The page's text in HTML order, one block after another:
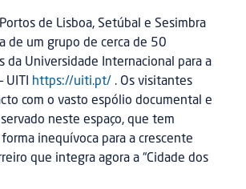
de Lisboa, Setúbal e Sesimbra
de um grupo de cerca de 50
da Universidade Internacional para a
UITI https://uiti.pt/ . Os visitantes
com o vasto espólio documental e
neste espaço, que tem
inequívoca para a crescente
que integra agora a “Cidade dos